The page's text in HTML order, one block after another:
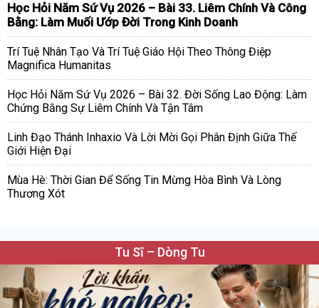
Học Hỏi Năm Sứ Vụ 2026 – Bài 33. Liêm Chính Và Công
Bằng: Làm Muối Ướp Đời Trong Kinh Doanh
Trí Tuệ Nhân Tạo Và Trí Tuệ Giáo Hội Theo Thông Điệp
Magnifica Humanitas
Học Hỏi Năm Sứ Vụ 2026 – Bài 32. Đời Sống Lao Động: Làm
Chứng Bằng Sự Liêm Chính Và Tận Tâm
Linh Đạo Thánh Inhaxio Và Lời Mời Gọi Phân Định Giữa Thế
Giới Hiện Đại
Mùa Hè: Thời Gian Để Sống Tin Mừng Hòa Bình Và Lòng
Thương Xót
Tu Sĩ – Dòng Tu